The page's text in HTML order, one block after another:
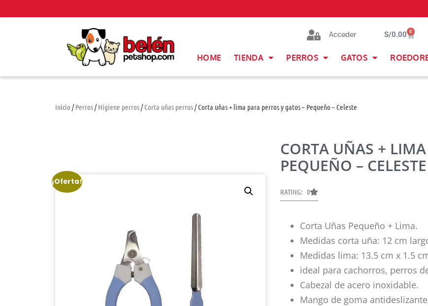
Acceder S/0.00 0
HOME TIENDA PERROS GATOS
Inicio /Perros/Higiene perros/Corta uñas perros/ Corta uñas + lima para perros y gatos – Pequeño – Celeste
¡Oferta!
CORTA UÑAS +
PEQUEÑO – CELESTE
RATING: 0
Corta Uñas Pequeño + Lima.
Medidas corta uña: 12 cm
Medidas lima: 13.5 cm x 1.5
ideal para cachorros, perros
Cabezal de acero inoxidable.
Mango de goma